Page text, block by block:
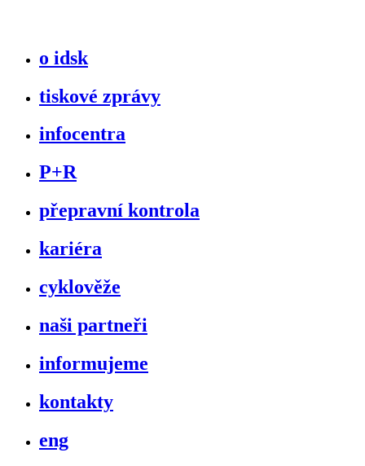
o idsk
tiskové zprávy
infocentra
P+R
přepravní kontrola
kariéra
cyklověže
naši partneři
informujeme
kontakty
eng